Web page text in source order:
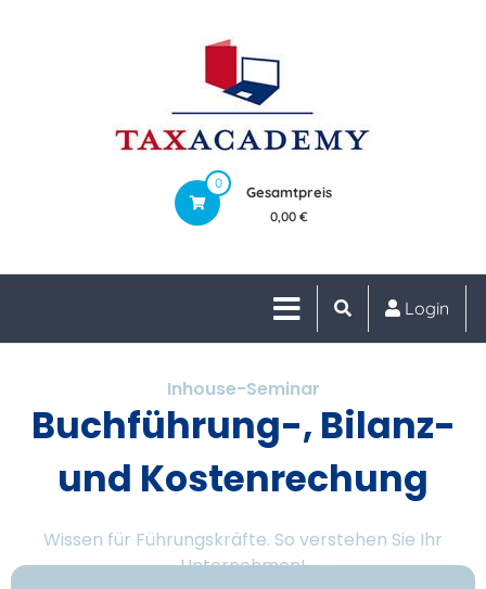
0
Gesamtpreis
0,00 €
Login
Inhouse-Seminar
Buchführung-, Bilanz-
und Kostenrechung
Wissen für Führungskräfte. So verstehen Sie Ihr
Unternehmen!